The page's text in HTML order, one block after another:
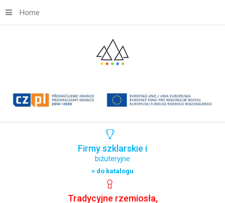
Home
Firmyszklarskie i
biżuteryjne
> do katalogu
Tradycyjne rzemiosła,